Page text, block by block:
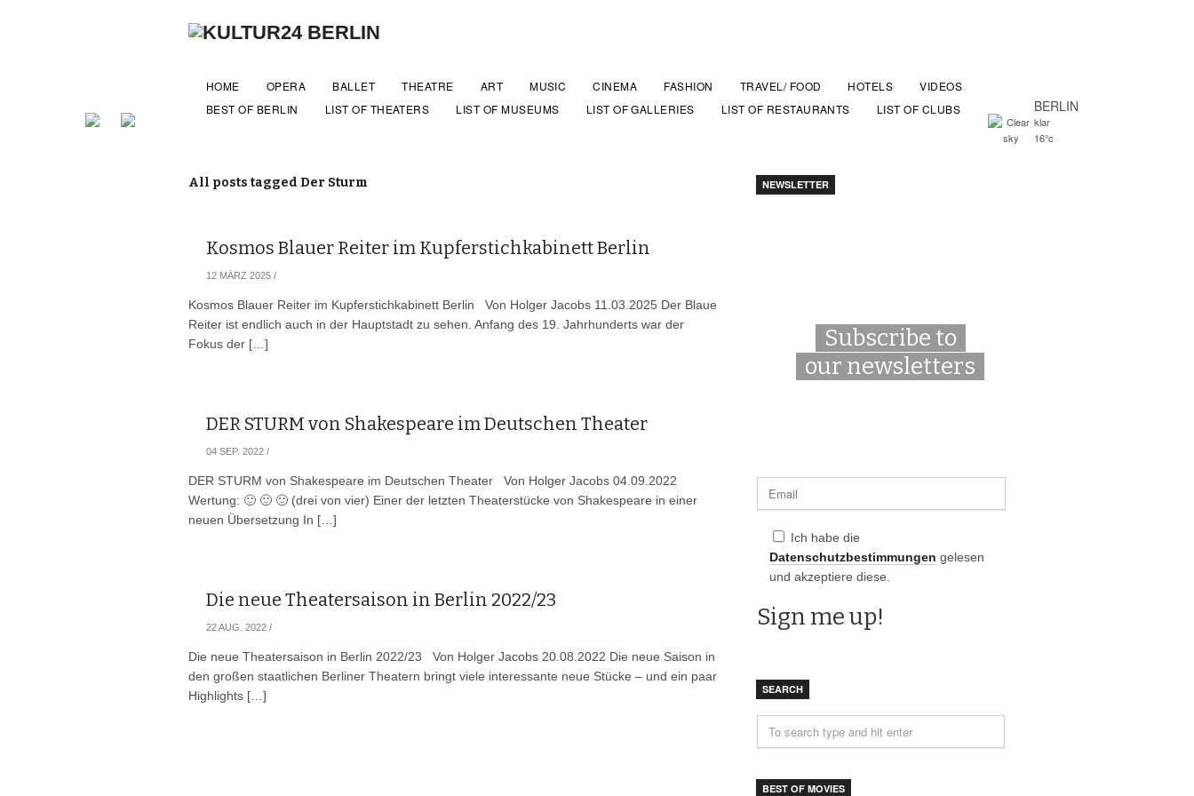
BERLIN
klar
16°c
HOME OPERA BALLET THEATRE ART MUSIC CINEMA FASHION TRAVEL/ FOOD HOTELS
VIDEOS
BEST OF BERLIN
LIST OF THEATERS LIST OF MUSEUMS LIST OF GALLERIES LIST OF RESTAURANTS LIST OF CLUBS
All posts tagged Der Sturm
Kosmos Blauer Reiter im Kupferstichkabinett Berlin
12 MÄRZ 2025 /
Kosmos Blauer Reiter im Kupferstichkabinett Berlin Von Holger Jacobs 11.03.2025 Der Blaue
Reiter ist endlich auch in der Hauptstadt zu sehen. Anfang des 19. Jahrhunderts war der
Fokus der […]
DER STURM von Shakespeare im Deutschen Theater
04 SEP. 2022 /
DER STURM von Shakespeare im Deutschen Theater Von Holger Jacobs 04.09.2022
Wertung: 🙂 🙂 🙂 (drei von vier) Einer der letzten Theaterstücke von Shakespeare in einer
neuen Übersetzung In […]
Die neue Theatersaison in Berlin 2022/23
22 AUG. 2022 /
Die neue Theatersaison in Berlin 2022/23 Von Holger Jacobs 20.08.2022 Die neue Saison in
den großen staatlichen Berliner Theatern bringt viele interessante neue Stücke – und ein paar
Highlights […]
NEWSLETTER
Subscribe to
our newsletters
Ich habe die
Datenschutzbestimmungen gelesen
und akzeptiere diese.
SEARCH
BEST OF MOVIES